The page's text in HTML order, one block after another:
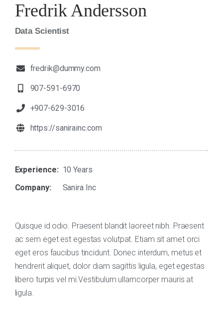
Fredrik Andersson
Data Scientist
fredrik@dummy.com
907-591-6970
+907-629-3016
https://sanirainc.com
Experience: 10 Years
Company:
Sanira Inc
Quisque id odio. Praesent blandit laoreet nibh. Praesent
ac sem eget est egestas volutpat. Etiam sit amet orci
eget eros faucibus tincidunt. Donec interdum, metus et
hendrerit aliquet, dolor diam sagittis ligula, eget egestas
libero turpis vel mi.Vestibulum ullamcorper mauris at
ligula.